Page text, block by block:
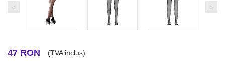
< >
47 RON (TVA inclus)